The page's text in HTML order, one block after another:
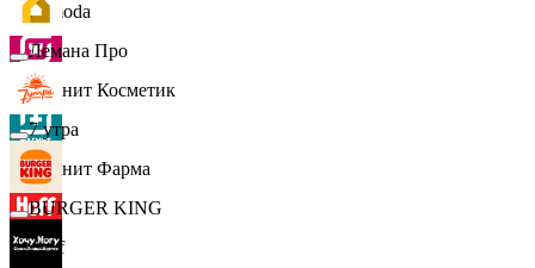
Lamoda
Магнит Косметик
Магнит Фарма
Hoff
Лемана Про
7 утра
BURGER KING